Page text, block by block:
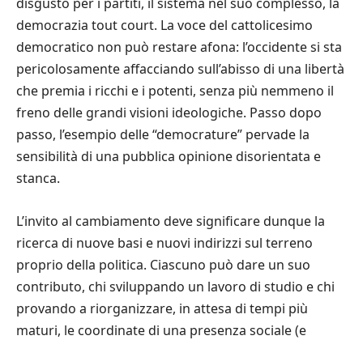
democrazia tout court. La voce del cattolicesimo
democratico non può restare afona: l’occidente si sta
pericolosamente affacciando sull’abisso di una libertà
che premia i ricchi e i potenti, senza più nemmeno il
freno delle grandi visioni ideologiche. Passo dopo
passo, l’esempio delle “democrature” pervade la
sensibilità di una pubblica opinione disorientata e
stanca.
L’invito al cambiamento deve significare dunque la
ricerca di nuove basi e nuovi indirizzi sul terreno
proprio della politica. Ciascuno può dare un suo
contributo, chi sviluppando un lavoro di studio e chi
provando a riorganizzare, in attesa di tempi più
maturi, le coordinate di una presenza sociale (e